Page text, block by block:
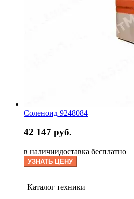
Соленоид 9248084
42 147 руб.
в наличиидоставка бесплатно
УЗНАТЬ ЦЕНУ
Каталог техники